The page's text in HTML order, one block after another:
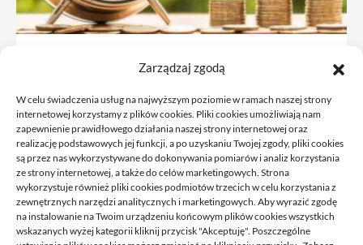
Zarządzaj zgodą
W celu świadczenia usług na najwyższym poziomie w ramach naszej strony
internetowej korzystamy z plików cookies. Pliki cookies umożliwiają nam
zapewnienie prawidłowego działania naszej strony internetowej oraz
realizację podstawowych jej funkcji, a po uzyskaniu Twojej zgody, pliki cookies
są przez nas wykorzystywane do dokonywania pomiarów i analiz korzystania
ze strony internetowej, a także do celów marketingowych. Strona
wykorzystuje również pliki cookies podmiotów trzecich w celu korzystania z
zewnętrznych narzędzi analitycznych i marketingowych. Aby wyrazić zgodę
na instalowanie na Twoim urządzeniu końcowym plików cookies wszystkich
wskazanych wyżej kategorii kliknij przycisk "Akceptuję". Poszczególne
JDG: co omówić z księgową przed
21/06/2026